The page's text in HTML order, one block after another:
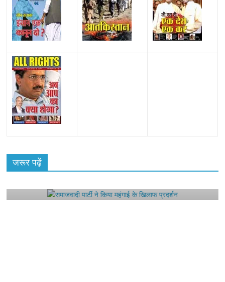
जरूर पढ़ें
राजनीतिक
समाजवादी पार्टी ने किया महंगाई के खिलाफ प्रदर्शन